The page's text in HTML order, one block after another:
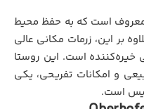
معروف است که به حفظ محیط
بر این، زرمات مکانی عالی
خیره‌کننده است. این روستا
و امکانات تفریحی، یکی
است.